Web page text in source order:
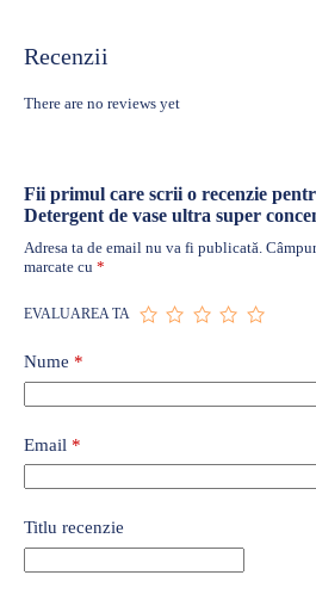
Recenzii
There are no reviews yet
Fii primul care scrii o recenzie
Detergent de vase ultra super
Adresa ta de email nu va fi publicată.
marcate cu *
EVALUAREA TA
Nume *
Email *
Titlu recenzie